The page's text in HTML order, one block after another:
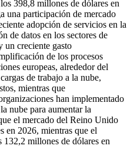
398,8 millones de dólares en
una participación de mercado
adopción de servicios en la
de datos en los sectores de
un creciente gasto
de los procesos
europeas, alrededor del
de trabajo a la nube,
mientras que
han implementado
nube para aumentar la
el mercado del Reino Unido
en 2026, mientras que el
132,2 millones de dólares en